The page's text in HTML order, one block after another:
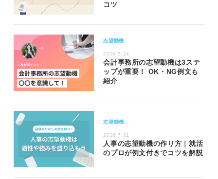
コツ
志望動機
2026.5.14
会計事務所の志望動機は3ステ
ップが重要！ OK・NG例文も
紹介
志望動機
2026.7.31
人事の志望動機の作り方｜就活
のプロが例文付きでコツを解説